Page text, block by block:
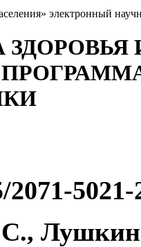
электронный
5021-